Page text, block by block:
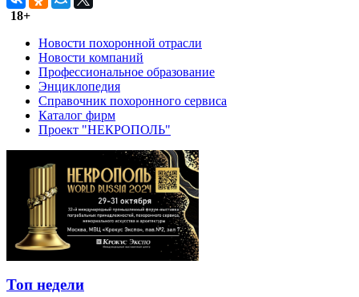
18+
Новости похоронной отрасли
Новости компаний
Профессиональное образование
Энциклопедия
Справочник похоронного сервиса
Каталог фирм
Проект "НЕКРОПОЛЬ"
Топ недели